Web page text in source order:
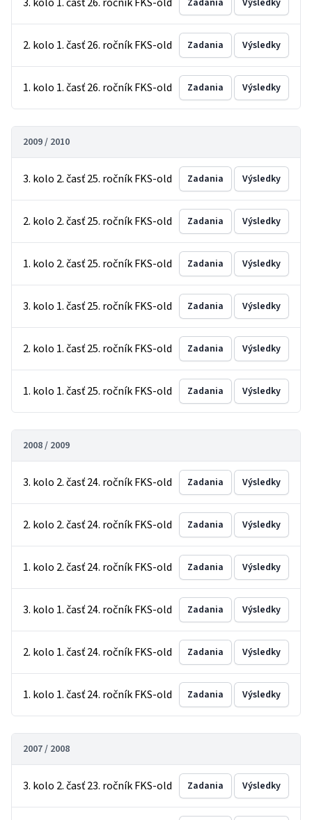
Zadania Výsledky
2. kolo 1. časť 26. ročník FKS-old Zadania Výsledky
1. kolo 1. časť 26. ročník FKS-old Zadania Výsledky
2009 / 2010
3. kolo 2. časť 25. ročník FKS-old Zadania Výsledky
2. kolo 2. časť 25. ročník FKS-old Zadania Výsledky
1. kolo 2. časť 25. ročník FKS-old Zadania Výsledky
3. kolo 1. časť 25. ročník FKS-old Zadania Výsledky
2. kolo 1. časť 25. ročník FKS-old Zadania Výsledky
1. kolo 1. časť 25. ročník FKS-old Zadania Výsledky
2008 / 2009
3. kolo 2. časť 24. ročník FKS-old Zadania Výsledky
2. kolo 2. časť 24. ročník FKS-old Zadania Výsledky
1. kolo 2. časť 24. ročník FKS-old Zadania Výsledky
3. kolo 1. časť 24. ročník FKS-old Zadania Výsledky
2. kolo 1. časť 24. ročník FKS-old Zadania Výsledky
1. kolo 1. časť 24. ročník FKS-old Zadania Výsledky
2007 / 2008
3. kolo 2. časť 23. ročník FKS-old Zadania Výsledky